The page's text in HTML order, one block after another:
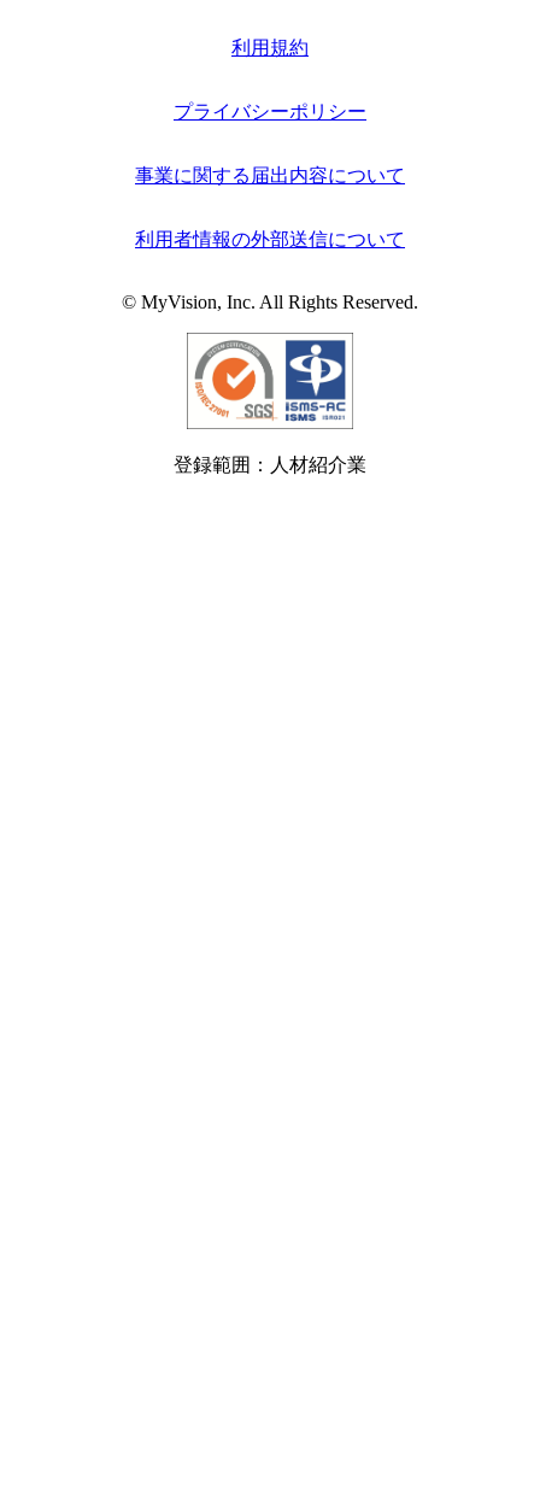
利用規約
プライバシーポリシー
事業に関する届出内容について
利用者情報の外部送信について
© MyVision, Inc. All Rights Reserved.
登録範囲：人材紹介業